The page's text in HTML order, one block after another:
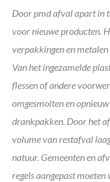
Door pmd afval apart in
voor nieuwe producten.
verpakkingen en
Van het ingezamelde
flessen of andere
omgesmolten en
drankpakken. Door het
volume van restafval
natuur. Gemeenten en
regels aangepast